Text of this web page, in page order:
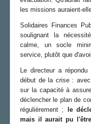
les missions auraient-
Solidaires Finances
soulignant la
calme, un socle
service, plutôt que
Le directeur a
début de la crise :
sur la capacité à
déclencher le plan de
régulièrement ;
le
mais il aurait pu l'être